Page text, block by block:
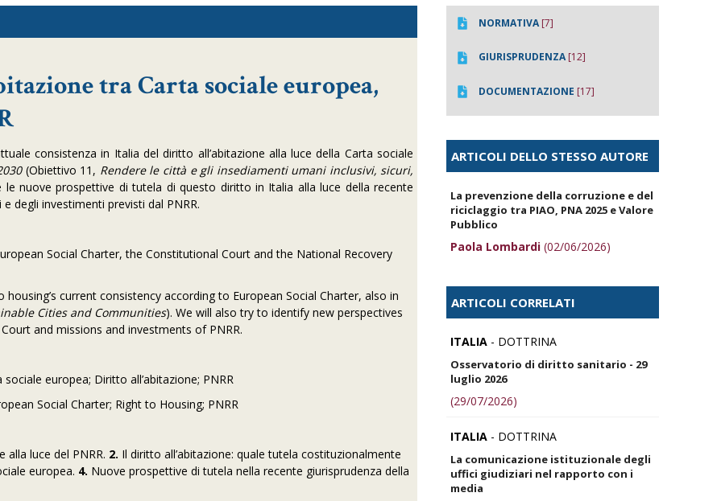
tra Carta sociale europea,
consistenza in Italia del diritto all’abitazione alla luce della Carta sociale
(Obiettivo 11, Rendere le città e gli insediamenti umani inclusivi, sicuri,
le nuove prospettive di tutela di questo diritto in Italia alla luce della recente
degli investimenti previsti dal PNRR.
Social Charter, the Constitutional Court and the National Recovery
current consistency according to European Social Charter, also in
Cities and Communities). We will also try to identify new perspectives
and missions and investments of PNRR.
europea; Diritto all’abitazione; PNRR
Social Charter; Right to Housing; PNRR
alla luce del PNRR. 2. Il diritto all’abitazione: quale tutela costituzionalmente
europea. 4. Nuove prospettive di tutela nella recente giurisprudenza della
NORMATIVA[7]
GIURISPRUDENZA[12]
DOCUMENTAZIONE [17]
ARTICOLI DELLO STESSO AUTORE
La prevenzione della corruzione e del
riciclaggio tra PIAO, PNA 2025 e Valore
Pubblico
Paola Lombardi (02/06/2026)
ARTICOLI CORRELATI
ITALIA - DOTTRINA
Osservatorio di diritto sanitario - 29
luglio 2026
(29/07/2026)
ITALIA - DOTTRINA
La comunicazione istituzionale degli
uffici giudiziari nel rapporto con i
media